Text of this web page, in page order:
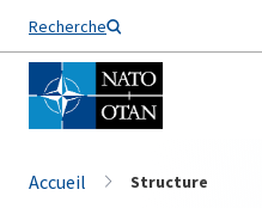
Recherche
Nom de famille*
Accueil Structure